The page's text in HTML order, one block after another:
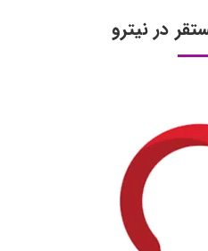
در نیترو